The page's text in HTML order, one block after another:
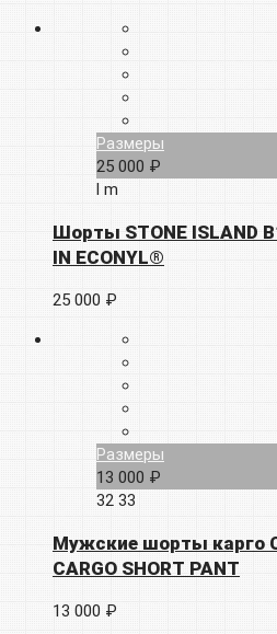
Размеры
25 000 ₽
l m
Шорты STONE ISLAND
IN ECONYL®
25 000 ₽
Размеры
13 000 ₽
32 33
Мужские шорты карго
CARGO SHORT PANT
13 000 ₽